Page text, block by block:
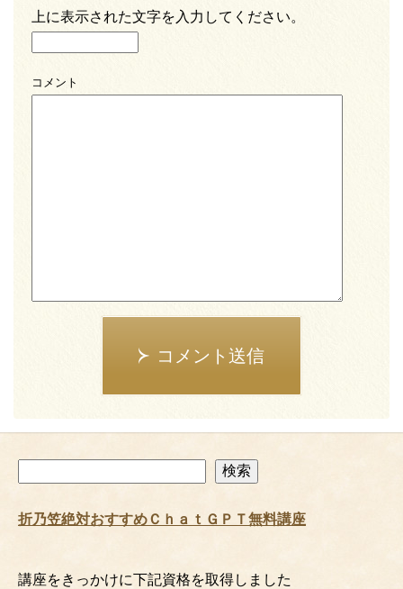
上に表示された文字を入力してください。
コメント
コメント送信
索
検索
折乃笠絶対おすすめＣｈａｔＧＰＴ無料講座
講座をきっかけに下記資格を取得しました